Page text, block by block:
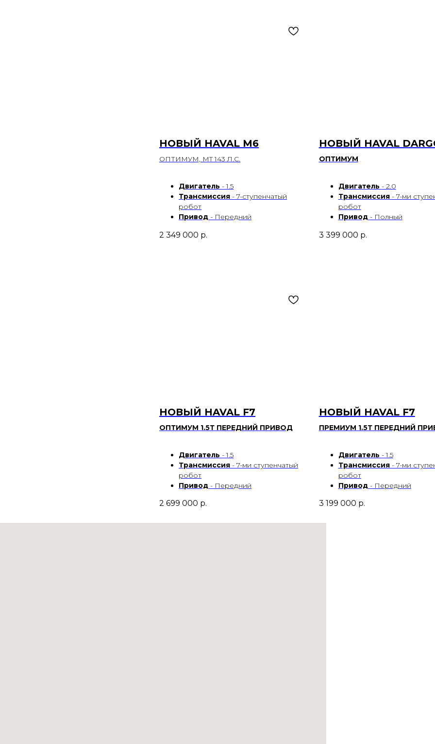
НОВЫЙ HAVAL М6
ОПТИМУМ, MT 143 Л.С.
Двигатель - 1.5
Трансмиссия - 7-ступенчатый
робот
Привод - Передний
2 349 000 р.
НОВЫЙ HAVAL
ОПТИМУМ
Двигатель - 2.0
Трансмиссия - 7-ми
робот
Привод - Полный
3 399 000 р.
НОВЫЙ HAVAL F7
ОПТИМУМ 1.5Т ПЕРЕДНИЙ ПРИВОД
Двигатель - 1.5
Трансмиссия - 7-ми ступенчатый
робот
Привод - Передний
2 699 000 р.
НОВЫЙ HAVAL F7
ПРЕМИУМ 1.5Т ПЕРЕДНИЙ
Двигатель - 1.5
Трансмиссия - 7-ми
робот
Привод - Передний
3 199 000 р.